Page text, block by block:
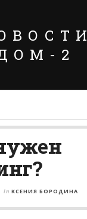
2
in КСЕНИЯ БОРОДИНА